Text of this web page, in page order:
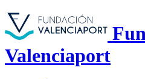
Valenciaport